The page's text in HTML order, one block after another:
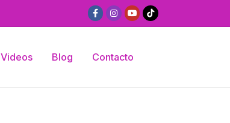
Videos Blog Contacto